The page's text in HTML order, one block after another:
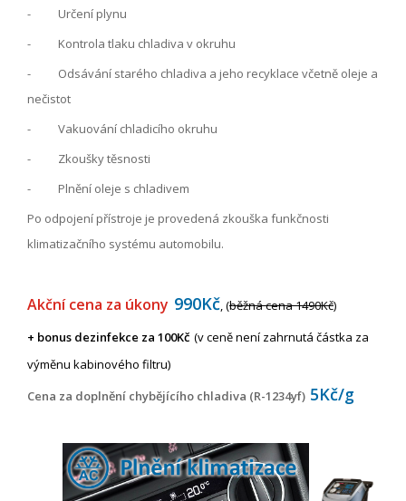
- Určení plynu
- Kontrola tlaku chladiva v okruhu
- Odsávání starého chladiva a jeho recyklace včetně oleje a
nečistot
- Vakuování chladicího okruhu
- Zkoušky těsnosti
- Plnění oleje s chladivem
Po odpojení přístroje je provedená zkouška funkčnosti
klimatizačního systému automobilu.
Akční cena za úkony 990Kč, (běžná cena 1490Kč)
+ bonus dezinfekce za 100Kč (v ceně není zahrnutá částka za
výměnu kabinového filtru)
Cena za doplnění chybějícího chladiva (R-1234yf) 5Kč/g